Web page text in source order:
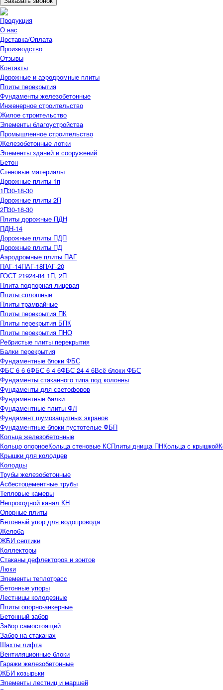
Продукция
О нас
Доставка/Оплата
Производство
Отзывы
Контакты
Дорожные и аэродромные плиты
Плиты перекрытия
Фундаменты железобетонные
Инженерное строительство
Жилое строительство
Элементы благоустройства
Промышленное строительство
Железобетонные лотки
Элементы зданий и сооружений
Бетон
Стеновые материалы
Дорожные плиты 1п
1П30-18-30
Дорожные плиты 2П
2П30-18-30
Плиты дорожные ПДН
ПДН-14
Дорожные плиты ПДП
Дорожные плиты ПД
Аэродромные плиты ПАГ
ПАГ-14ПАГ-18ПАГ-20
ГОСТ 21924-84 1П, 2П
Плита подпорная лицевая
Плиты сплошные
Плиты трамвайные
Плиты перекрытия ПК
Плиты перекрытия БПК
Плиты перекрытия ПНО
Ребристые плиты перекрытия
Балки перекрытия
Фундаментные блоки ФБС
ФБС 6 6 6ФБС 6 4 6ФБС 24 4 6Всё блоки ФБС
Фундаменты стаканного типа под колонны
Фундаменты для светофоров
Фундаментные балки
Фундаментные плиты ФЛ
Фундамент шумозащитных экранов
Фундаментные блоки пустотелые ФБП
Кольца железобетонные
Кольцо опорноеКольца стеновые КСПлиты днища ПНКольца с крышкой
Крышки для колодцев
Колодцы
Трубы железобетонные
Асбестоцементные трубы
Тепловые камеры
Непроходной канал КН
Опорные плиты
Бетонный упор для водопровода
Желоба
ЖБИ септики
Коллекторы
Стаканы дефлекторов и зонтов
Люки
Элементы теплотрасс
Бетонные упоры
Лестницы колодезные
Плиты опорно-анкерные
Бетонный забор
Забор самостоящий
Забор на стаканах
Шахты лифта
Вентиляционные блоки
Гаражи железобетонные
ЖБИ козырьки
Элементы лестниц и маршей